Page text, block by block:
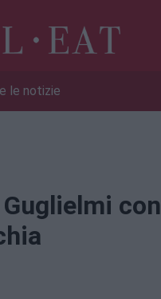
le notizie
con